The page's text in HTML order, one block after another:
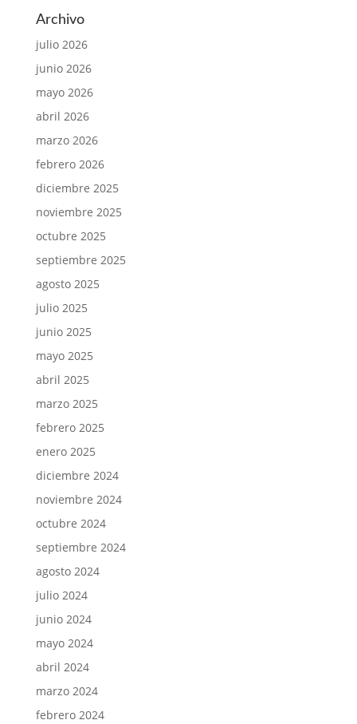
Archivo
julio 2026
junio 2026
mayo 2026
abril 2026
marzo 2026
febrero 2026
diciembre 2025
noviembre 2025
octubre 2025
septiembre 2025
agosto 2025
julio 2025
junio 2025
mayo 2025
abril 2025
marzo 2025
febrero 2025
enero 2025
diciembre 2024
noviembre 2024
octubre 2024
septiembre 2024
agosto 2024
julio 2024
junio 2024
mayo 2024
abril 2024
marzo 2024
febrero 2024